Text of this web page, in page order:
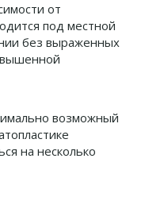
от
под местной
без выраженных
возможный
на несколько